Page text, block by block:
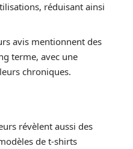
réduisant ainsi
avis mentionnent des
terme, avec une
chroniques.
révèlent aussi des
de t-shirts